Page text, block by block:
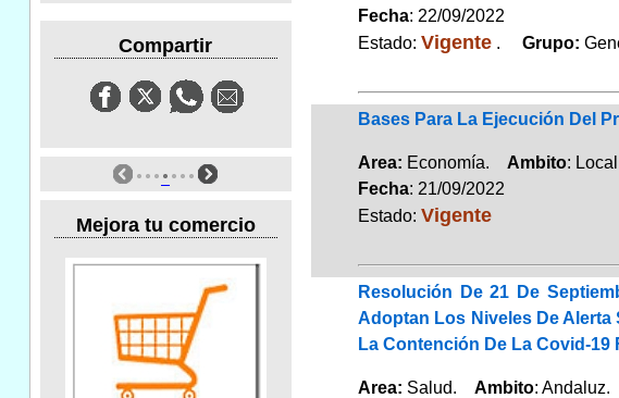
Compartir
Mejora tu comercio
Fecha: 22/09/2022
Estado: Vigente. Grupo:
Bases Para La Ejecución Del
Area: Economía. Ambito:
Fecha: 21/09/2022
Estado: Vigente
Resolución De 21 De
Adoptan Los Niveles De Alerta
La Contención De La Covid-19
Area: Salud. Ambito: Andaluz.